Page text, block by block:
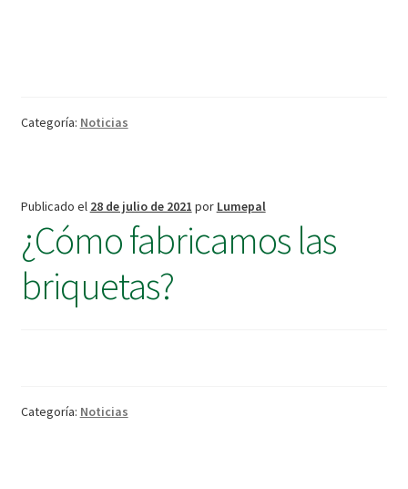
Categoría: Noticias
Publicado el 28 de julio de 2021 por Lumepal
¿Cómo fabricamos las
briquetas?
Categoría: Noticias